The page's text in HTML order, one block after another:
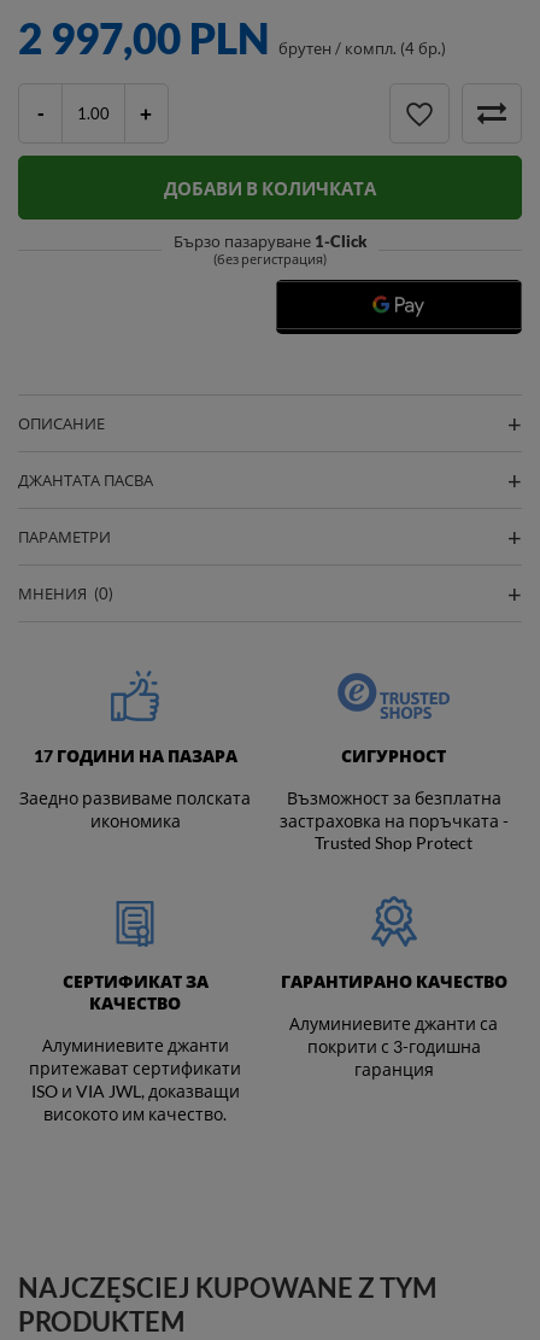
2 997,00 PLN брутен / компл. (4 бр.)
- +
ДОБАВИ В КОЛИЧКАТА
Бързо пазаруване 1-Click
(без регистрация)
ОПИСАНИЕ
ДЖАНТАТА ПАСВА
ПАРАМЕТРИ
МНЕНИЯ (0)
17 ГОДИНИ НА ПАЗАРА
Заедно развиваме полската
икономика
СИГУРНОСТ
Възможност за безплатна
застраховка на поръчката -
Trusted Shop Protect
СЕРТИФИКАТ ЗА
КАЧЕСТВО
Алуминиевите джанти
притежават сертификати
ISO и VIA JWL, доказващи
високото им качество.
ГАРАНТИРАНО КАЧЕСТВО
Алуминиевите джанти са
покрити с 3-годишна
гаранция
NAJCZĘSCIEJ KUPOWANE Z TYM
PRODUKTEM